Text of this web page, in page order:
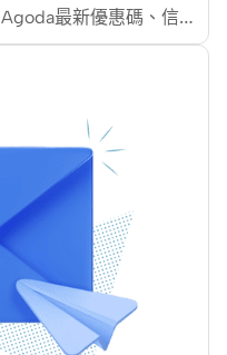
年低位——三項變動同
時出現，但每一項都有
的注意事項，由稅項、
換錢到簽賬，讓你玩得
盡興之餘，也能更精明
地控制預算。
Agoda最新優惠碼、信
用卡折扣、VIP會員福利
優惠碼，仲有Visa、
Mastercard及各大發卡
行高達15%折扣，立即
Bookmark慳錢攻略。各
優惠以Agoda官方活動
頁即時顯示為準。